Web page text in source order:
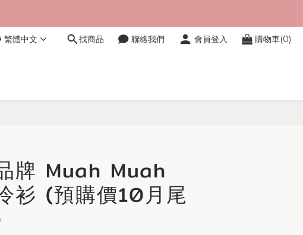
繁體中文 找商品 聯絡我們 會員登入 購物車(0)
牌 Muah Muah
衫 (預購價10月尾